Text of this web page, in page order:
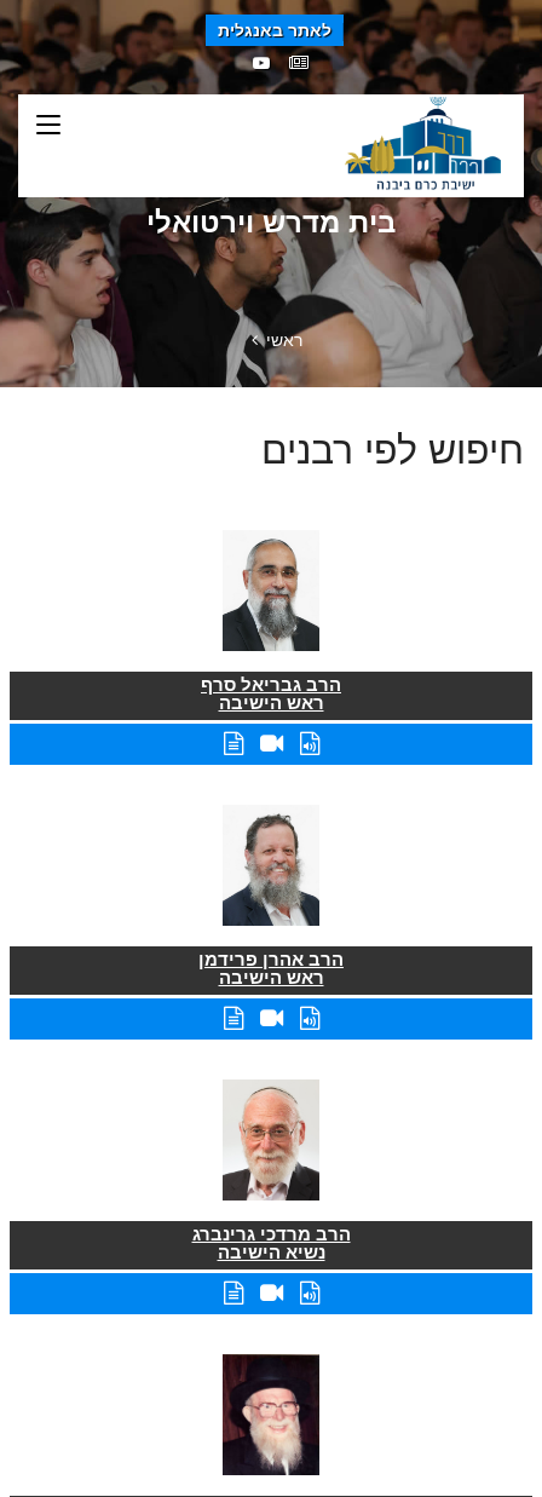
לאתר באנגלית
בית מדרש וירטואלי
ראשי
חיפוש לפי רבנים
הרב גבריאל סרף
ראש הישיבה
הרב אהרן פרידמן
ראש הישיבה
הרב מרדכי גרינברג
נשיא הישיבה